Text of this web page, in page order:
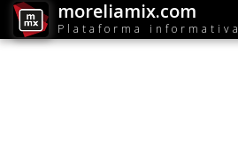
moreliamix.com
Plataforma informativa